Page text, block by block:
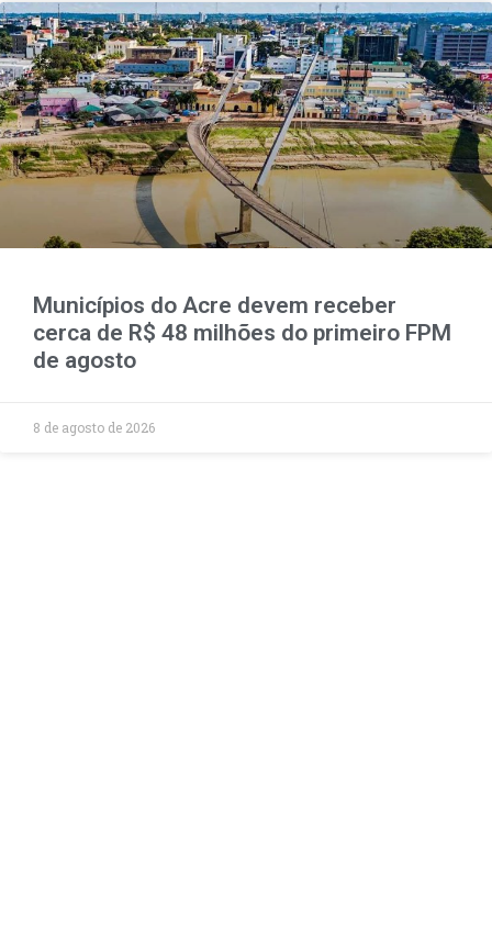
Municípios do Acre devem receber
cerca de R$ 48 milhões do primeiro FPM
de agosto
8 de agosto de 2026